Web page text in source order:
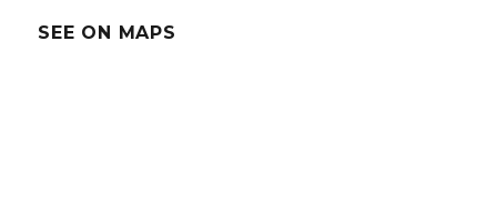
SEE ON MAPS